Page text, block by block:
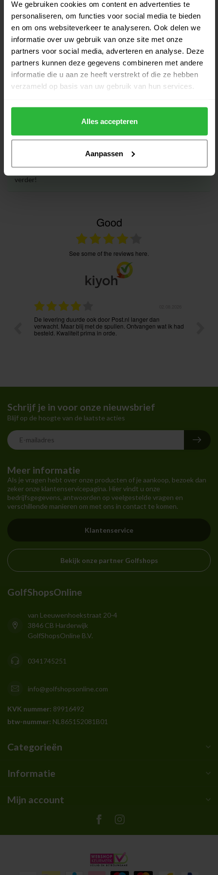
We gebruiken cookies om content en advertenties te
personaliseren, om functies voor social media te bieden
en om ons websiteverkeer te analyseren. Ook delen we
informatie over uw gebruik van onze site met onze
partners voor social media, adverteren en analyse. Deze
partners kunnen deze gegevens combineren met andere
informatie die u aan ze heeft verstrekt of die ze hebben
verzameld op basis van uw gebruik van hun services.
Alles accepteren
Aanpassen
€12,95
TaylorMade Tour Golfhanddoek
zwart
€32,00
€29,95
Heeft u vragen over het product?
Of heeft u hulp nodig bij het bestellen? Neem gerust contact
klantenservice@golfshopsonline.com. Wij helpen u graag
verder!
Good
see some of the reviews here.
Voordelige prijzen en vlekkeloze levering. Ook via mail
onmiddellijk bereikbaar. Aanrader !
Meer informatie
Als je vragen hebt over onze producten of je aankoop, bezoek dan
zeker onze klantenservicepagina. Hier vindt u onze
bedrijfsgegevens, antwoorden op veelgestelde vragen en
verschillende manieren om met ons in contact te komen.
Klantenservice
Bekijk onze partner Golfshops
Schrijf je in voor onze nieuwsbrief
Blijf op de hoogte van de laatste acties
GolfShopsOnline
van Leeuwenhoekstraat 20-4
3846 CB Harderwijk
GolfShopsOnline B.V.
0341745251
info@golfshopsonline.com
KVK nummer: 89916492
btw-nummer: NL865152081B01
Categorieën
Informatie
Mijn account